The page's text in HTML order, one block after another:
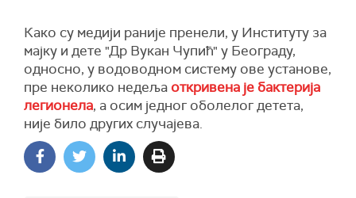
Како су медији раније пренели, у Институту за
мајку и дете "Др Вукан Чупић" у Београду,
односно, у водоводном систему ове установе,
пре неколико недеља откривена је бактерија
легионела, а осим једног оболелог детета,
није било других случајева.